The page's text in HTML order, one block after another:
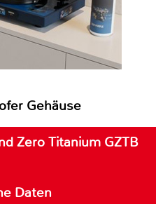
Gehäuse
Zero Titanium GZTB
Daten